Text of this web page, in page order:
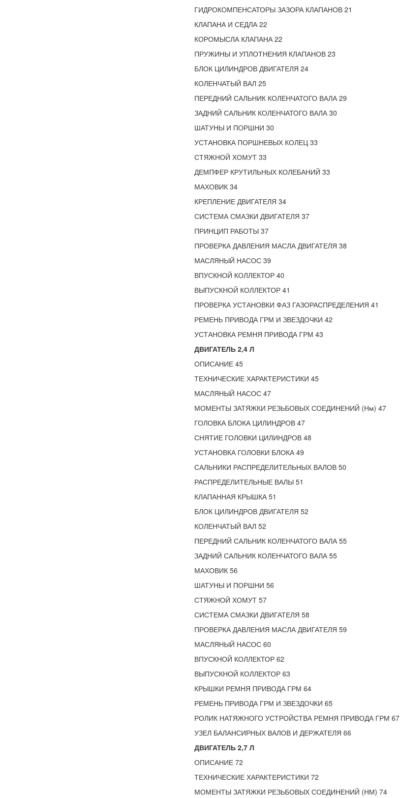
ГИДРОКОМПЕНСАТОРЫ ЗАЗОРА КЛАПАНОВ 21
КЛАПАНА И СЕДЛА 22
КОРОМЫСЛА КЛАПАНА 22
ПРУЖИНЫ И УПЛОТНЕНИЯ КЛАПАНОВ 23
БЛОК ЦИЛИНДРОВ ДВИГАТЕЛЯ 24
КОЛЕНЧАТЫЙ ВАЛ 25
ПЕРЕДНИЙ САЛЬНИК КОЛЕНЧАТОГО ВАЛА 29
ЗАДНИЙ САЛЬНИК КОЛЕНЧАТОГО ВАЛА 30
ШАТУНЫ И ПОРШНИ 30
УСТАНОВКА ПОРШНЕВЫХ КОЛЕЦ 33
СТЯЖНОЙ ХОМУТ 33
ДЕМПФЕР КРУТИЛЬНЫХ КОЛЕБАНИЙ 33
МАХОВИК 34
КРЕПЛЕНИЕ ДВИГАТЕЛЯ 34
СИСТЕМА СМАЗКИ ДВИГАТЕЛЯ 37
ПРИНЦИП РАБОТЫ 37
ПРОВЕРКА ДАВЛЕНИЯ МАСЛА ДВИГАТЕЛЯ 38
МАСЛЯНЫЙ НАСОС 39
ВПУСКНОЙ КОЛЛЕКТОР 40
ВЫПУСКНОЙ КОЛЛЕКТОР 41
ПРОВЕРКА УСТАНОВКИ ФАЗ ГАЗОРАСПРЕДЕЛЕНИЯ 41
РЕМЕНЬ ПРИВОДА ГРМ И ЗВЕЗДОЧКИ 42
УСТАНОВКА РЕМНЯ ПРИВОДА ГРМ 43
ДВИГАТЕЛЬ 2,4 Л
ОПИСАНИЕ 45
ТЕХНИЧЕСКИЕ ХАРАКТЕРИСТИКИ 45
МАСЛЯНЫЙ НАСОС 47
МОМЕНТЫ ЗАТЯЖКИ РЕЗЬБОВЫХ СОЕДИНЕНИЙ (Нм) 47
ГОЛОВКА БЛОКА ЦИЛИНДРОВ 47
СНЯТИЕ ГОЛОВКИ ЦИЛИНДРОВ 48
УСТАНОВКА ГОЛОВКИ БЛОКА 49
САЛЬНИКИ РАСПРЕДЕЛИТЕЛЬНЫХ ВАЛОВ 50
РАСПРЕДЕЛИТЕЛЬНЫЕ ВАЛЫ 51
КЛАПАННАЯ КРЫШКА 51
БЛОК ЦИЛИНДРОВ ДВИГАТЕЛЯ 52
КОЛЕНЧАТЫЙ ВАЛ 52
ПЕРЕДНИЙ САЛЬНИК КОЛЕНЧАТОГО ВАЛА 55
ЗАДНИЙ САЛЬНИК КОЛЕНЧАТОГО ВАЛА 55
МАХОВИК 56
ШАТУНЫ И ПОРШНИ 56
СТЯЖНОЙ ХОМУТ 57
СИСТЕМА СМАЗКИ ДВИГАТЕЛЯ 58
ПРОВЕРКА ДАВЛЕНИЯ МАСЛА ДВИГАТЕЛЯ 59
МАСЛЯНЫЙ НАСОС 60
ВПУСКНОЙ КОЛЛЕКТОР 62
ВЫПУСКНОЙ КОЛЛЕКТОР 63
КРЫШКИ РЕМНЯ ПРИВОДА ГРМ 64
РЕМЕНЬ ПРИВОДА ГРМ И ЗВЕЗДОЧКИ 65
РОЛИК НАТЯЖНОГО УСТРОЙСТВА РЕМНЯ ПРИВОДА ГРМ 67
УЗЕЛ БАЛАНСИРНЫХ ВАЛОВ И ДЕРЖАТЕЛЯ 66
ДВИГАТЕЛЬ 2,7 Л
ОПИСАНИЕ 72
ТЕХНИЧЕСКИЕ ХАРАКТЕРИСТИКИ 72
МОМЕНТЫ ЗАТЯЖКИ РЕЗЬБОВЫХ СОЕДИНЕНИЙ (НМ) 74